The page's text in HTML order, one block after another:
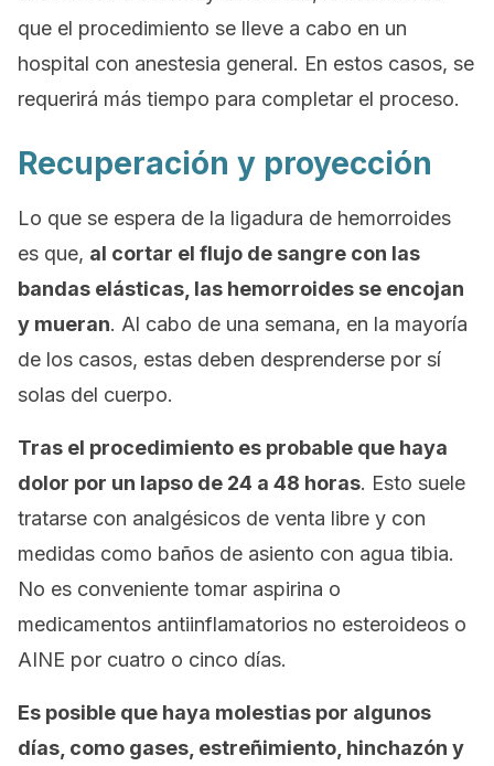
que el procedimiento se lleve a cabo en un
hospital con anestesia general. En estos casos, se
requerirá más tiempo para completar el proceso.
Recuperación y proyección
Lo que se espera de la ligadura de hemorroides
es que, al cortar el flujo de sangre con las
bandas elásticas, las hemorroides se encojan
y mueran. Al cabo de una semana, en la mayoría
de los casos, estas deben desprenderse por sí
solas del cuerpo.
Tras el procedimiento es probable que haya
dolor por un lapso de 24 a 48 horas. Esto suele
tratarse con analgésicos de venta libre y con
medidas como baños de asiento con agua tibia.
No es conveniente tomar aspirina o
medicamentos antiinflamatorios no esteroideos o
AINE por cuatro o cinco días.
Es posible que haya molestias por algunos
días, como gases, estreñimiento, hinchazón y